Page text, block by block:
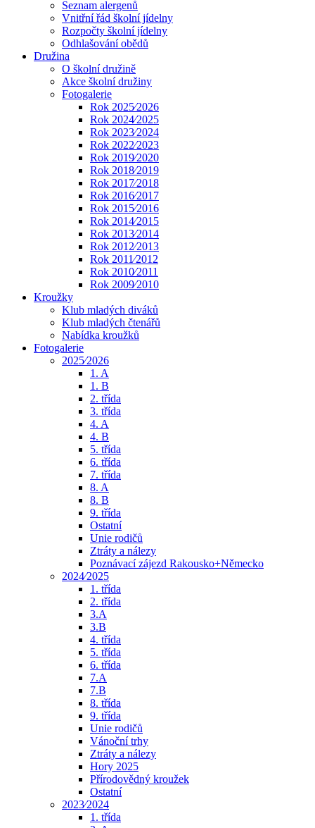
Seznam alergenů
Vnitřní řád školní jídelny
Rozpočty školní jídelny
Odhlašování obědů
Družina
O školní družině
Akce školní družiny
Fotogalerie
Rok 2025⁄2026
Rok 2024⁄2025
Rok 2023⁄2024
Rok 2022⁄2023
Rok 2019⁄2020
Rok 2018⁄2019
Rok 2017⁄2018
Rok 2016⁄2017
Rok 2015⁄2016
Rok 2014⁄2015
Rok 2013⁄2014
Rok 2012⁄2013
Rok 2011⁄2012
Rok 2010⁄2011
Rok 2009⁄2010
Kroužky
Klub mladých diváků
Klub mladých čtenářů
Nabídka kroužků
Fotogalerie
2025⁄2026
1. A
1. B
2. třída
3. třída
4. A
4. B
5. třída
6. třída
7. třída
8. A
8. B
9. třída
Ostatní
Unie rodičů
Ztráty a nálezy
Poznávací zájezd Rakousko+Německo
2024⁄2025
1. třída
2. třída
3.A
3.B
4. třída
5. třída
6. třída
7.A
7.B
8. třída
9. třída
Unie rodičů
Vánoční trhy
Ztráty a nálezy
Hory 2025
Přírodovědný kroužek
Ostatní
2023⁄2024
1. třída